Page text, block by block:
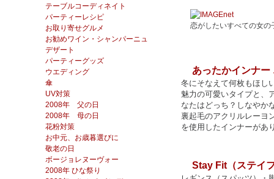
恋がしたいすべての女
あったかインナー
冬にそなえて何枚もほし
魅力の可愛いタイプと、
なたはどっち？しなやか
裏起毛のアクリルレーヨ
を使用したインナーがあ
Stay Fit（ステイ
テーブルコーディネイト
パーティーレシピ
お取り寄せグルメ
お勧めワイン・シャンパーニュ
デザート
パーティーグッズ
ウエディング
傘
UV対策
2008年 父の日
2008年 母の日
花粉対策
お中元、お歳暮選びに
敬老の日
ボージョレヌーヴォー
2008年 ひな祭り